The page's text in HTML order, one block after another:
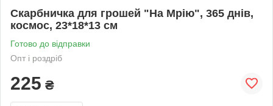
Скарбничка для грошей "На Мрію", 365 днів,
космос, 23*18*13 см
Готово до відправки
Опт і роздріб
225 ₴